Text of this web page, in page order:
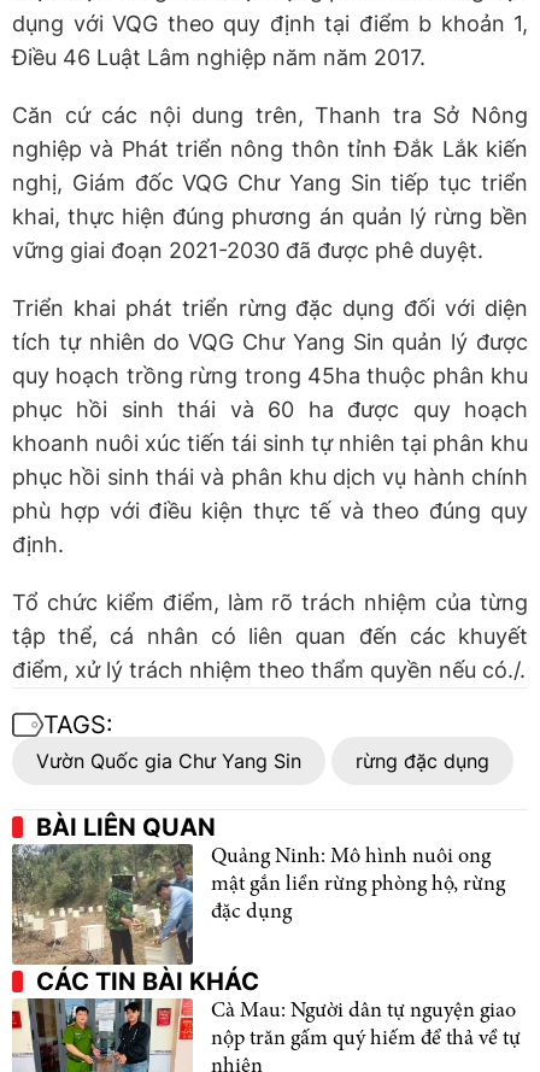
dụng với VQG theo quy định tại điểm b khoản 1,
Điều 46 Luật Lâm nghiệp năm năm 2017.
Căn cứ các nội dung trên, Thanh tra Sở Nông
nghiệp và Phát triển nông thôn tỉnh Đắk Lắk kiến
nghị, Giám đốc VQG Chư Yang Sin tiếp tục triển
khai, thực hiện đúng phương án quản lý rừng bền
vững giai đoạn 2021-2030 đã được phê duyệt.
Triển khai phát triển rừng đặc dụng đối với diện
tích tự nhiên do VQG Chư Yang Sin quản lý được
quy hoạch trồng rừng trong 45ha thuộc phân khu
phục hồi sinh thái và 60 ha được quy hoạch
khoanh nuôi xúc tiến tái sinh tự nhiên tại phân khu
phục hồi sinh thái và phân khu dịch vụ hành chính
phù hợp với điều kiện thực tế và theo đúng quy
định.
Tổ chức kiểm điểm, làm rõ trách nhiệm của từng
tập thể, cá nhân có liên quan đến các khuyết
điểm, xử lý trách nhiệm theo thẩm quyền nếu có./.
TAGS:
Vườn Quốc gia Chư Yang Sin rừng đặc dụng
BÀI LIÊN QUAN
Quảng Ninh: Mô hình nuôi ong
mật gắn liền rừng phòng hộ, rừng
đặc dụng
CÁC TIN BÀI KHÁC
Cà Mau: Người dân tự nguyện giao
nộp trăn gấm quý hiếm để thả về tự
nhiên